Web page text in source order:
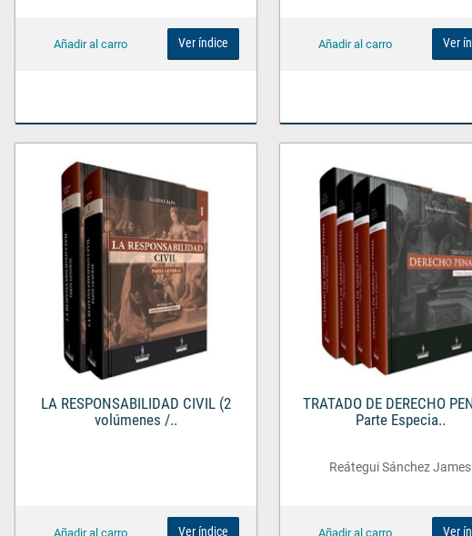
Ver índice Ver
LA RESPONSABILIDAD CIVIL (2
volúmenes /..
Ver índice
TRATADO DE DERECHO
Parte Especia..
Reátegui Sánchez James
Ver